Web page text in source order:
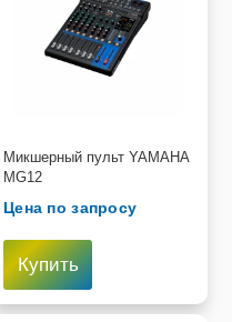
Микшерный пульт YAMAHA
MG12
Цена по запросу
Купить